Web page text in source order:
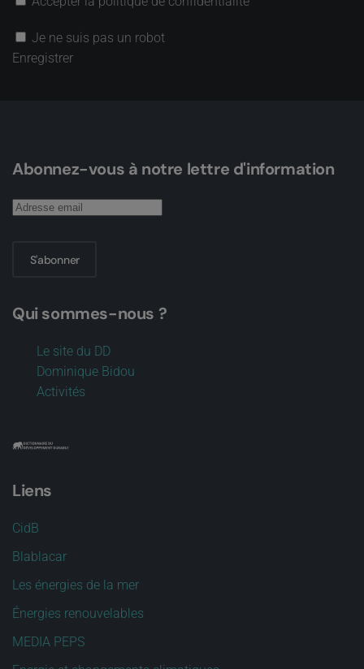
Je ne suis pas un robot
Enregistrer
Abonnez-vous à notre lettre d'information
S'abonner
Qui sommes-nous ?
Le site du DD
Dominique Bidou
Activités
Liens
CidB
Blablacar
Les énergies de la mer
Énergies renouvelables
MEDIA PEPS